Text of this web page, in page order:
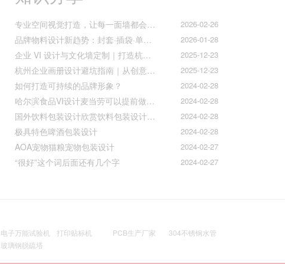
2026-02-26
专业空间视觉打造，让每一面墙都会说话
2026-01-28
品牌物料设计新趋势：封套·插袋·单页折页的质感升级之道
2025-12-23
企业 VI 设计与文化墙定制｜打造杭州本土品牌专属视觉符号
2025-12-23
杭州企业画册设计避坑指南｜从创意到印刷的全流程把控
2024-02-28
如何打造可持续的品牌形象？
2024-02-28
哈尔滨食品VI设计麦当劳可以提前做好准备工作促进挪动购买
2024-02-28
国外饮料包装设计欣赏饮料包装设计公司的包装设计
2024-02-28
极具特色啤酒包装设计
2024-02-27
AOA宠物猫粮宠物包装设计
2024-02-27
“很好”这个词后面还有几个字
电子万能试验机 打印贴标机 PCB生产厂家
304不锈钢水管
玻璃钢脱硫塔